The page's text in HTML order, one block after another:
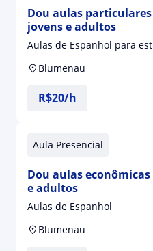
Dou aulas
jovens e adultos
Aulas de Espanhol para
Blumenau
R$20/h
Aula Presencial
Dou aulas
e adultos
Aulas de Espanhol
Blumenau